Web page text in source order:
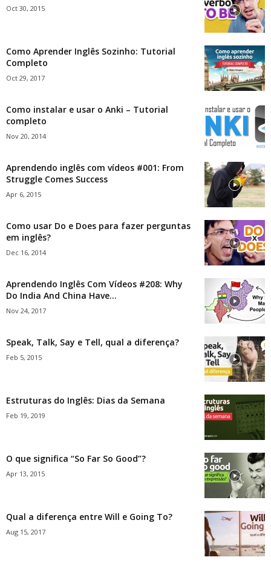
Oct 30, 2015
Como Aprender Inglês Sozinho: Tutorial
Completo
Oct 29, 2017
Como instalar e usar o Anki – Tutorial
completo
Nov 20, 2014
Aprendendo inglês com vídeos #001: From
Struggle Comes Success
Apr 6, 2015
Como usar Do e Does para fazer perguntas
em inglês?
Dec 16, 2014
Aprendendo Inglês Com Vídeos #208: Why
Do India And China Have...
Nov 24, 2017
Speak, Talk, Say e Tell, qual a diferença?
Feb 5, 2015
Estruturas do Inglês: Dias da Semana
Feb 19, 2019
O que significa “So Far So Good”?
Apr 13, 2015
Qual a diferença entre Will e Going To?
Aug 15, 2017